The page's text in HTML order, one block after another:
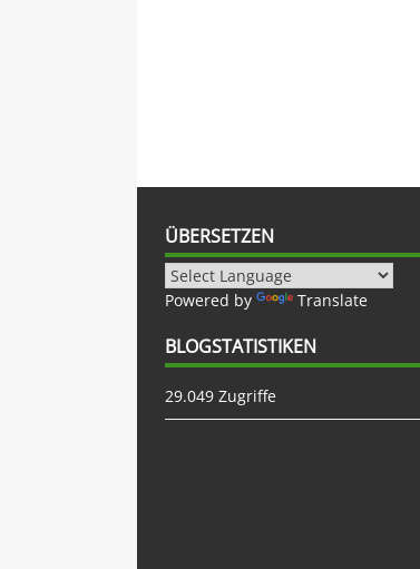
ÜBERSETZEN
Powered by Translate
BLOGSTATISTIKEN
29.049 Zugriffe